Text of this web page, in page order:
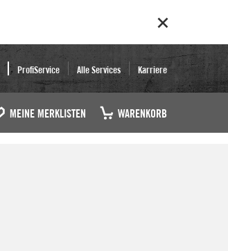
ProfiService Alle Services Karriere
MEINE MERKLISTEN WARENKORB